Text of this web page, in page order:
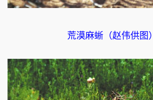
荒漠麻蜥（赵伟供图）